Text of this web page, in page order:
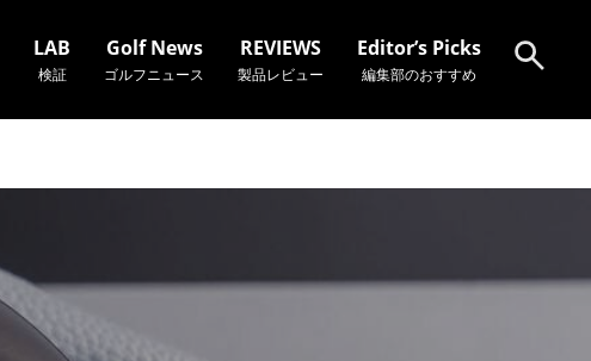
LAB
検証
Golf News
ゴルフニュース
REVIEWS
製品レビュー
Editor’s Picks
編集部のおすすめ